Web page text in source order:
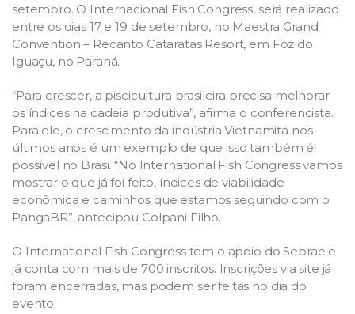
setembro. O Internacional Fish Congress, será realizado
entre os dias 17 e 19 de setembro, no Maestra Grand
Convention – Recanto Cataratas Resort, em Foz do
Iguaçu, no Paraná.
“Para crescer, a piscicultura brasileira precisa melhorar
os índices na cadeia produtiva”, afirma o conferencista.
Para ele, o crescimento da indústria Vietnamita nos
últimos anos é um exemplo de que isso também é
possível no Brasi. “No International Fish Congress vamos
mostrar o que já foi feito, índices de viabilidade
econômica e caminhos que estamos seguindo com o
PangaBR”, antecipou Colpani Filho.
O International Fish Congress tem o apoio do Sebrae e
já conta com mais de 700 inscritos. Inscrições via site já
foram encerradas, mas podem ser feitas no dia do
evento.